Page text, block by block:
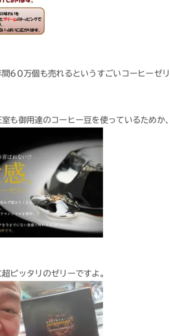
間60万個も売れるというすごいコーヒーゼ
も御用達のコーヒー豆を使っているためか
ピッタリのゼリーですよ。